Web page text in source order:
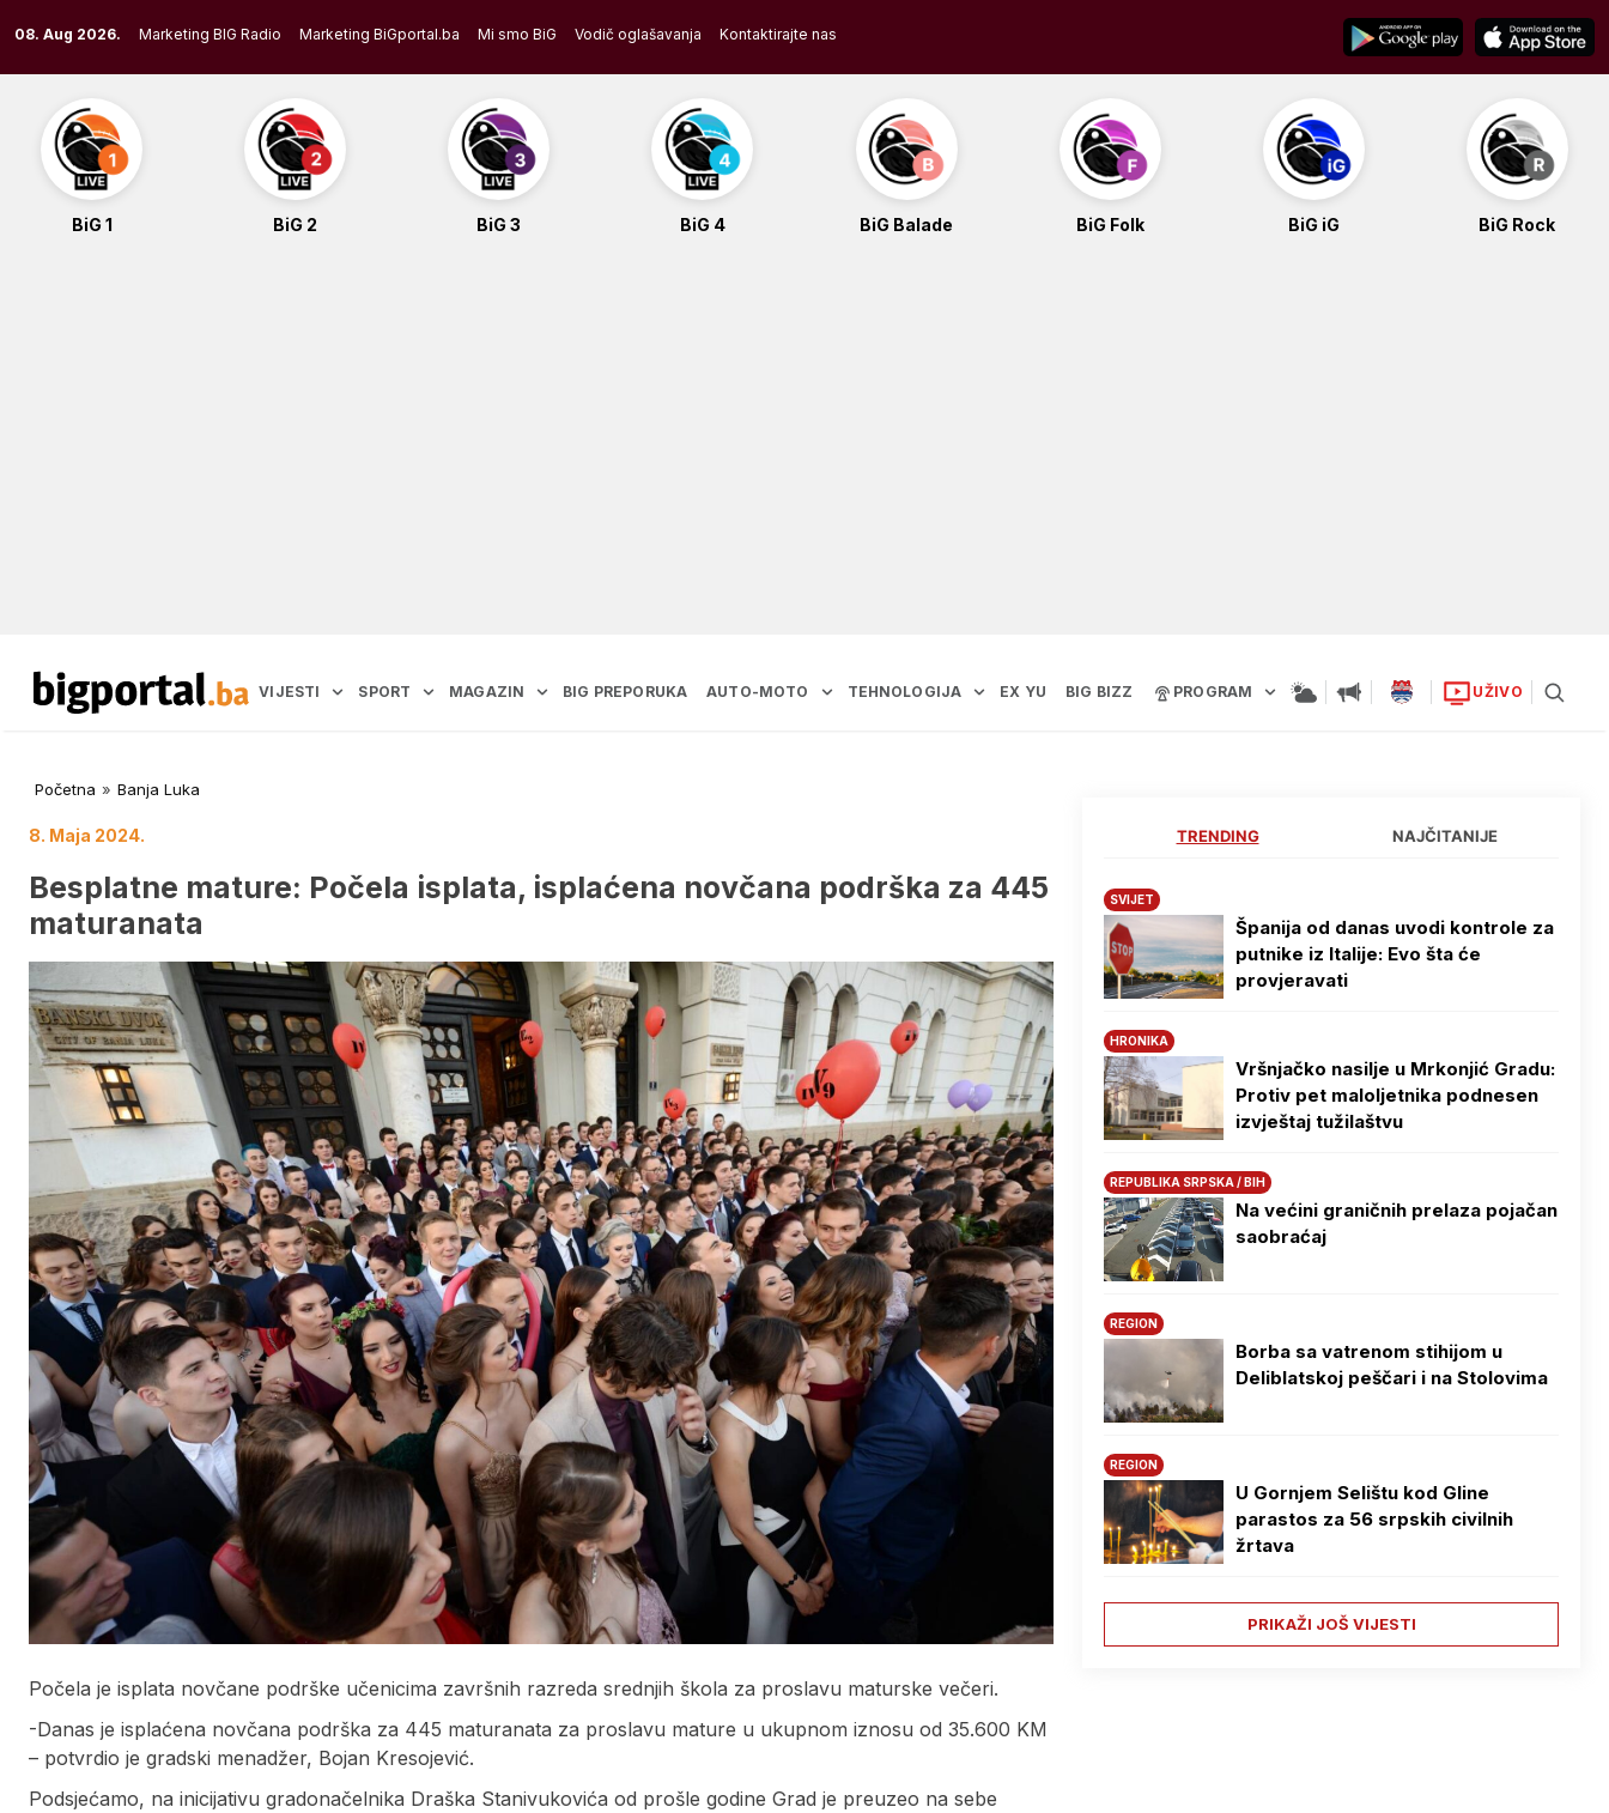
to
content
08. Aug 2026. Marketing BIG Radio Marketing BiGportal.ba Mi smo BiG Vodič oglašavanja Kontaktirajte nas
BiG 1 BiG 2 BiG 3 BiG 4 BiG Balade BiG Folk BiG iG BiG Rock
VIJESTI SPORT MAGAZIN BIG PREPORUKA AUTO-MOTO TEHNOLOGIJA EX YU BIG BIZZ PROGRAM UŽIVO
Početna » Banja Luka
8. Maja 2024.
Besplatne mature: Počela isplata, isplaćena novčana podrška za 445
maturanata
Počela je isplata novčane podrške učenicima završnih razreda srednjih škola za proslavu maturske večeri.
-Danas je isplaćena novčana podrška za 445 maturanata za proslavu mature u ukupnom iznosu od 35.600 KM
– potvrdio je gradski menadžer, Bojan Kresojević.
Podsjećamo, na inicijativu gradonačelnika Draška Stanivukovića od prošle godine Grad je preuzeo na sebe
TRENDING NAJČITANIJE
SVIJET
Španija od danas uvodi kontrole za
putnike iz Italije: Evo šta će
provjeravati
HRONIKA
Vršnjačko nasilje u Mrkonjić Gradu:
Protiv pet maloljetnika podnesen
izvještaj tužilaštvu
REPUBLIKA SRPSKA / BIH
Na većini graničnih prelaza pojačan
saobraćaj
REGION
Borba sa vatrenom stihijom u
Deliblatskoj peščari i na Stolovima
REGION
U Gornjem Selištu kod Gline
parastos za 56 srpskih civilnih
žrtava
PRIKAŽI JOŠ VIJESTI